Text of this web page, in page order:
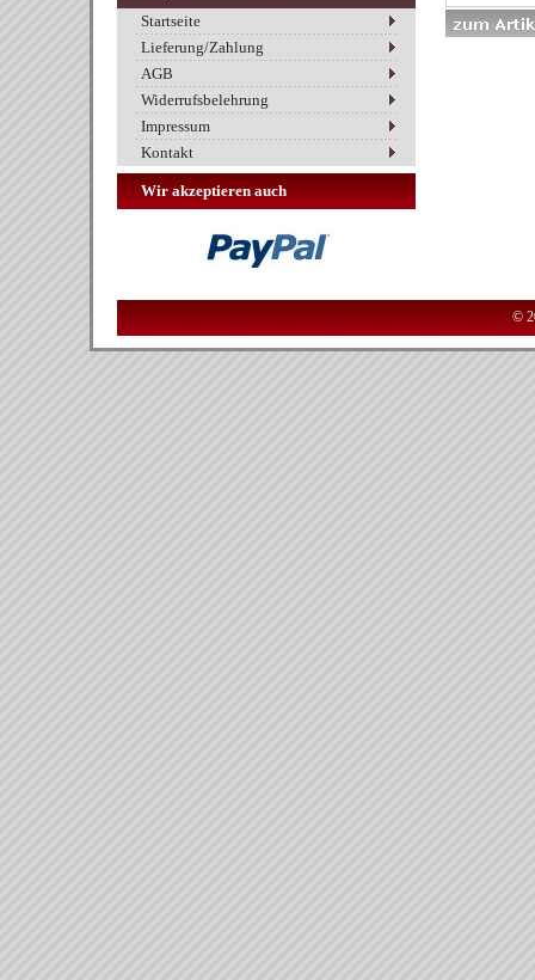
Startseite
Lieferung/Zahlung
AGB
Widerrufsbelehrung
Impressum
Kontakt
Wir akzeptieren auch
©